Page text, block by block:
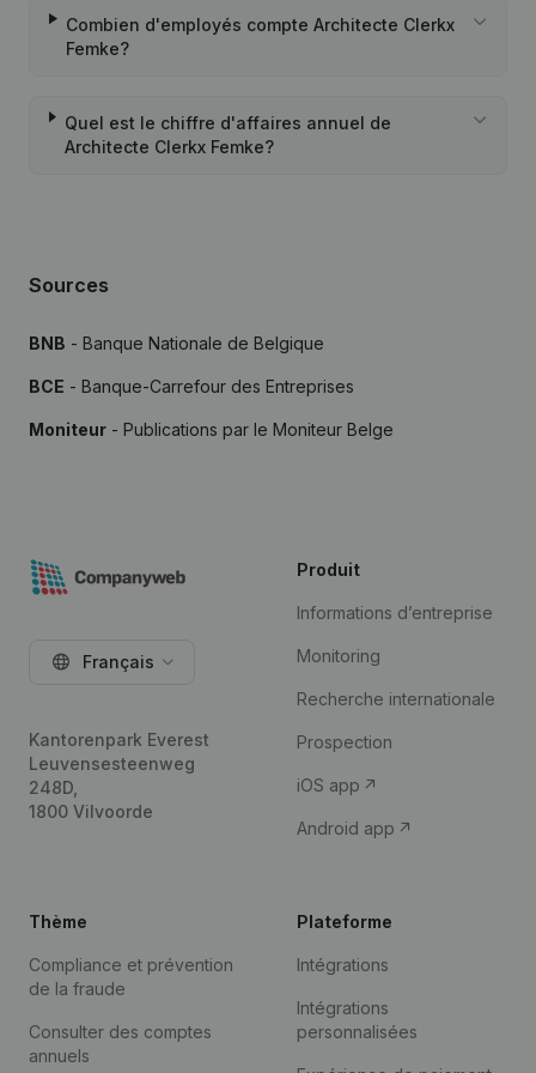
Combien d'employés compte Architecte Clerkx
Femke?
Quel est le chiffre d'affaires annuel de
Architecte Clerkx Femke?
Sources
BNB - Banque Nationale de Belgique
BCE - Banque-Carrefour des Entreprises
Moniteur - Publications par le Moniteur Belge
Français
Kantorenpark Everest
Leuvensesteenweg
248D,
1800 Vilvoorde
Produit
Informations d’entreprise
Monitoring
Recherche internationale
Prospection
iOS app
Android app
Thème
Compliance et prévention
de la fraude
Consulter des comptes
annuels
Plateforme
Intégrations
Intégrations
personnalisées